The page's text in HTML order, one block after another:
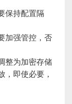
保持配置隔
加强管控，否
整为加密存储
即使必要，